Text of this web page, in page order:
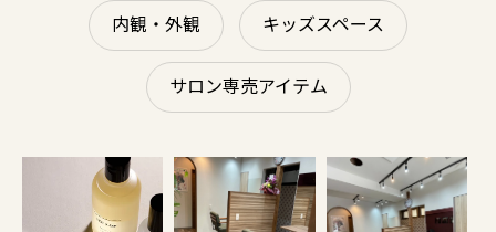
内観・外観 キッズスペース
サロン専売アイテム